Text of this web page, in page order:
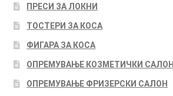
ПРЕСИ ЗА ЛОКНИ
ТОСТЕРИ ЗА КОСА
ФИГАРА ЗА КОСА
ОПРЕМУВАЊЕ КОЗМЕТИЧКИ САЛОН
ОПРЕМУВАЊЕ ФРИЗЕРСКИ САЛОН